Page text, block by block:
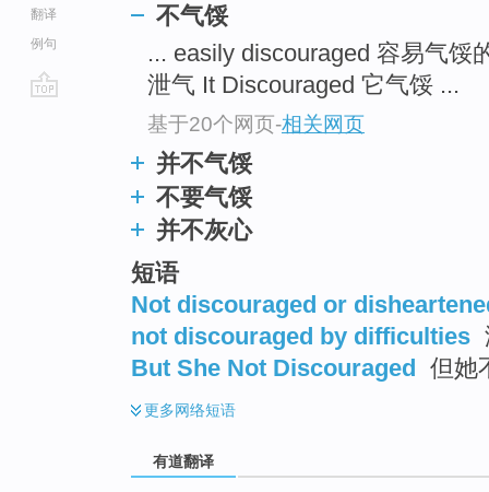
翻译
例句
不气馁
... easily discouraged 容易气馁
泄气 It Discouraged 它气馁 ...
基于20个网页-相关网页
并不气馁
不要气馁
并不灰心
短语
Not discouraged or
not discouraged by difficulties
But She Not Discouraged 但她
更多网络短语
有道翻译